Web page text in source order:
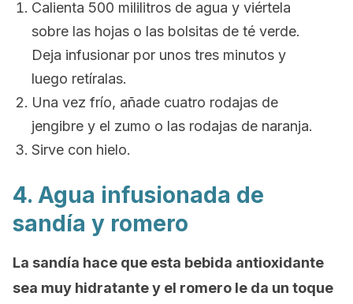
Calienta 500 mililitros de agua y viértela
sobre las hojas o las bolsitas de té verde.
Deja infusionar por unos tres minutos y
luego retíralas.
Una vez frío, añade cuatro rodajas de
jengibre y el zumo o las rodajas de naranja.
Sirve con hielo.
4. Agua infusionada de
sandía y romero
La sandía hace que esta bebida antioxidante
sea muy hidratante y el romero le da un toque